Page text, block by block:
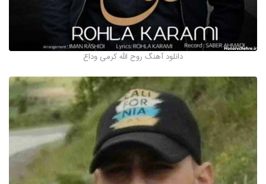
دانلود آهنگ روح الله کرمی وداع